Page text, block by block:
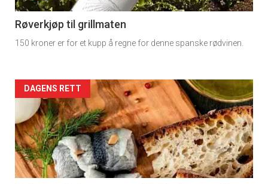
11
Dagens
rett
Røverkjøp til grillmaten
150 kroner er for et kupp å regne for denne spanske rødvinen.
Artikler
detail
-
section
DAGENS RETT